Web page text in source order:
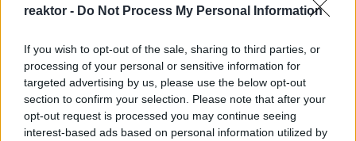
reaktor - Do Not Process My Personal Information
If you wish to opt-out of the sale, sharing to third parties, or
processing of your personal or sensitive information for
targeted advertising by us, please use the below opt-out
section to confirm your selection. Please note that after your
opt-out request is processed you may continue seeing
interest-based ads based on personal information utilized by
Vámháború - Kell-e
tartanunk Donald Trump
vámpolitikájától?
BY:BEKE BALÁZS GÁBOR2025. MÁR 29.